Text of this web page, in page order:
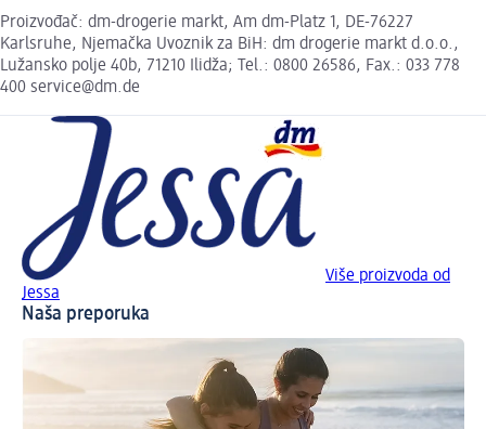
Proizvođač: dm-drogerie markt, Am dm-Platz 1, DE-76227
Karlsruhe, Njemačka Uvoznik za BiH: dm drogerie markt d.o.o.,
Lužansko polje 40b, 71210 Ilidža; Tel.: 0800 26586, Fax.: 033 778
400 service@dm.de
Više proizvoda od
Jessa
Naša preporuka